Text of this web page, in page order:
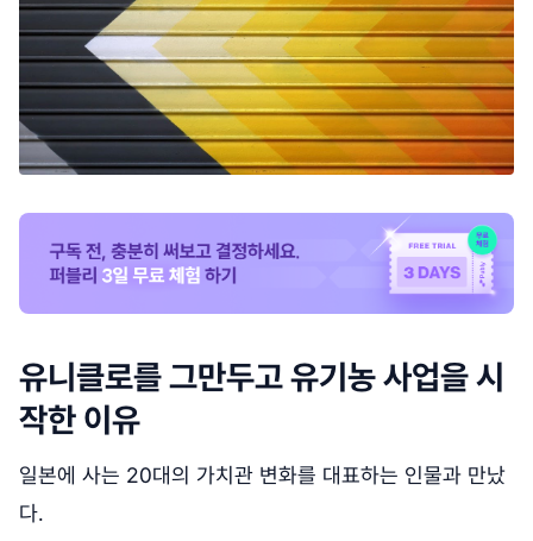
유니클로를 그만두고 유기농 사업을 시
작한 이유
일본에 사는 20대의 가치관 변화를 대표하는 인물과 만났
다.